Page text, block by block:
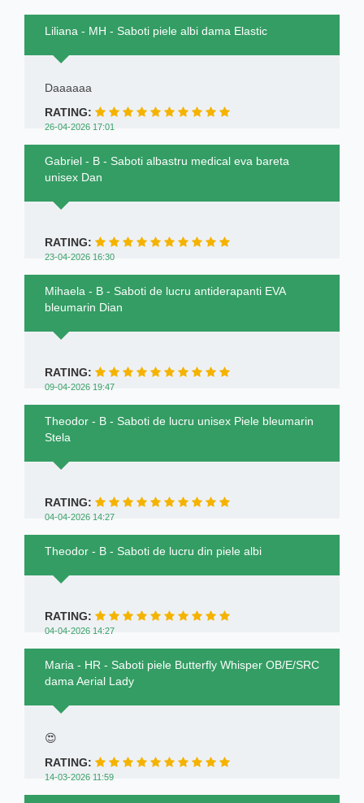
Liliana - MH - Saboti piele albi dama Elastic
Daaaaaa
RATING:
26-04-2026 17:01
Gabriel - B - Saboti albastru medical eva bareta
unisex Dan
RATING:
23-04-2026 16:30
Mihaela - B - Saboti de lucru antiderapanti EVA
bleumarin Dian
RATING:
09-04-2026 19:47
Theodor - B - Saboti de lucru unisex Piele bleumarin
Stela
RATING:
04-04-2026 14:27
Theodor - B - Saboti de lucru din piele albi
RATING:
04-04-2026 14:27
Maria - HR - Saboti piele Butterfly Whisper OB/E/SRC
dama Aerial Lady
😍
RATING:
14-03-2026 11:59